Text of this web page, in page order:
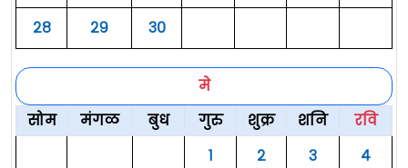
२८
२९ ३०
मे
सोम
मंगळ बुध गुरु शुक्र शनि
रवि
१
२ ३
४